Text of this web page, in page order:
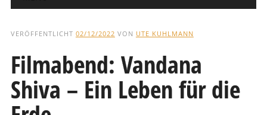
Text
VERÖFFENTLICHT 02/12/2022 VON UTE KUHLMANN
Filmabend: Vandana
Shiva – Ein Leben für die